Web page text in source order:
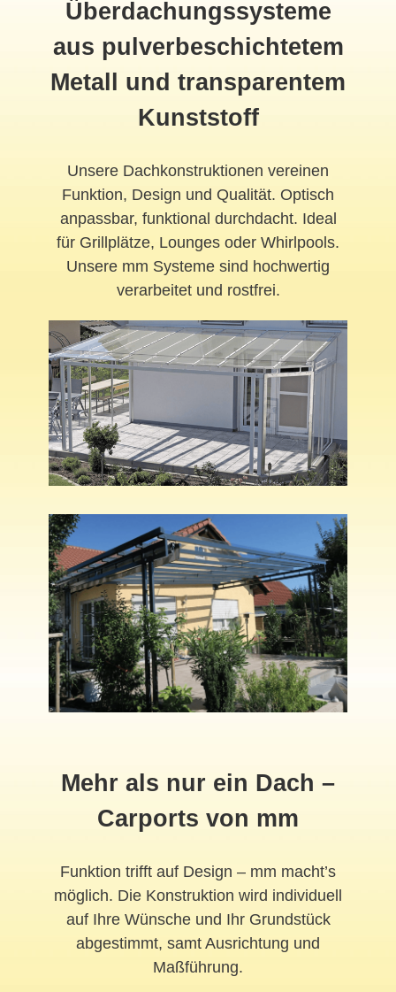
Überdachungssysteme
aus pulverbeschichtetem
Metall und transparentem
Kunststoff
Unsere Dachkonstruktionen vereinen
Funktion, Design und Qualität. Optisch
anpassbar, funktional durchdacht. Ideal
für Grillplätze, Lounges oder Whirlpools.
Unsere mm Systeme sind hochwertig
verarbeitet und rostfrei.
Mehr als nur ein Dach –
Carports von mm
Funktion trifft auf Design – mm macht’s
möglich. Die Konstruktion wird individuell
auf Ihre Wünsche und Ihr Grundstück
abgestimmt, samt Ausrichtung und
Maßführung.